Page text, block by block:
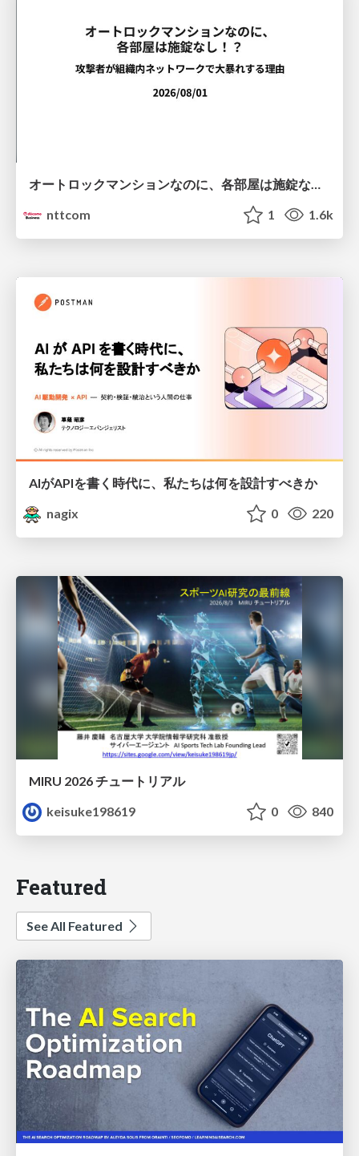
オートロックマンションなのに、各部屋は施錠なし！？ 攻撃者が組織内ネットワークで大暴れする理由 / The Front Door Is Locked, but the Rooms Are Wide Open: Why Attackers Move Freely Inside Enterprise Networks
nttcom
1 1.6k
AIがAPIを書く時代に、私たちは何を設計すべきか
nagix
0 220
MIRU 2026 チュートリアル
keisuke198619
0 840
Featured
See All Featured